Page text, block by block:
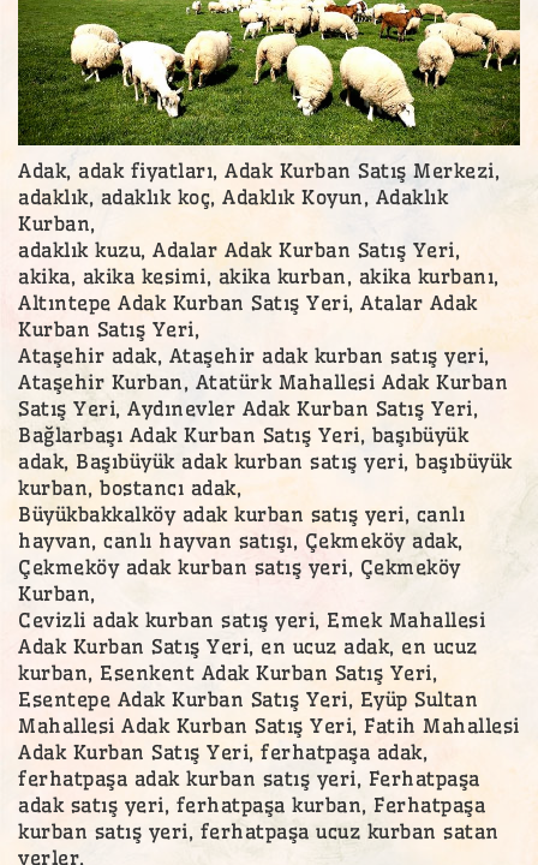
Adak, adak fiyatları, Adak Kurban Satış Merkezi,
adaklık, adaklık koç, Adaklık Koyun, Adaklık
Kurban,
adaklık kuzu, Adalar Adak Kurban Satış Yeri,
akika, akika kesimi, akika kurban, akika kurbanı,
Altıntepe Adak Kurban Satış Yeri, Atalar Adak
Kurban Satış Yeri,
Ataşehir adak, Ataşehir adak kurban satış yeri,
Ataşehir Kurban, Atatürk Mahallesi Adak Kurban
Satış Yeri, Aydınevler Adak Kurban Satış Yeri,
Bağlarbaşı Adak Kurban Satış Yeri, başıbüyük
adak, Başıbüyük adak kurban satış yeri, başıbüyük
kurban, bostancı adak,
Büyükbakkalköy adak kurban satış yeri, canlı
hayvan, canlı hayvan satışı, Çekmeköy adak,
Çekmeköy adak kurban satış yeri, Çekmeköy
Kurban,
Cevizli adak kurban satış yeri, Emek Mahallesi
Adak Kurban Satış Yeri, en ucuz adak, en ucuz
kurban, Esenkent Adak Kurban Satış Yeri,
Esentepe Adak Kurban Satış Yeri, Eyüp Sultan
Mahallesi Adak Kurban Satış Yeri, Fatih Mahallesi
Adak Kurban Satış Yeri, ferhatpaşa adak,
ferhatpaşa adak kurban satış yeri, Ferhatpaşa
adak satış yeri, ferhatpaşa kurban, Ferhatpaşa
kurban satış yeri, ferhatpaşa ucuz kurban satan
yerler,